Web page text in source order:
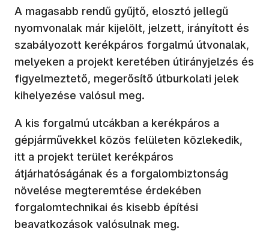
A magasabb rendű gyűjtő, elosztó jellegű
nyomvonalak már kijelölt, jelzett, irányított és
szabályozott kerékpáros forgalmú útvonalak,
melyeken a projekt keretében útirányjelzés és
figyelmeztető, megerősítő útburkolati jelek
kihelyezése valósul meg.
A kis forgalmú utcákban a kerékpáros a
gépjárművekkel közös felületen közlekedik,
itt a projekt terület kerékpáros
átjárhatóságának és a forgalombiztonság
növelése megteremtése érdekében
forgalomtechnikai és kisebb építési
beavatkozások valósulnak meg.